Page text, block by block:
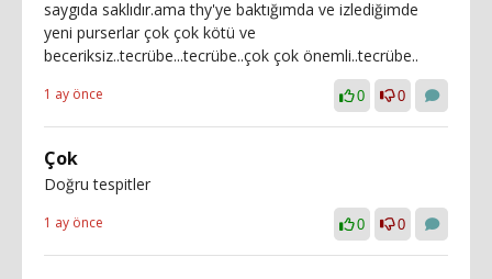
saygıda saklıdır.ama thy'ye baktığımda ve izlediğimde
yeni purserlar çok çok kötü ve
beceriksiz..tecrübe...tecrübe..çok çok önemli..tecrübe..
1 ay önce 0 0
Çok
Doğru tespitler
1 ay önce 0 0